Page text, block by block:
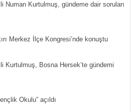
Numan Kurtulmuş, gündeme dair soruları
Merkez İlçe Kongresi’nde konuştu
Kurtulmuş, Bosna Hersek’te gündemi
Okulu” açıldı